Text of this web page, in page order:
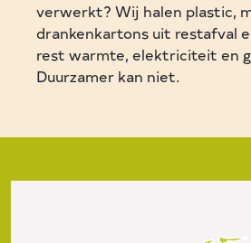
verwerkt? Wij halen plastic,
drankenkartons uit restafval
rest warmte, elektriciteit en
Duurzamer kan niet.